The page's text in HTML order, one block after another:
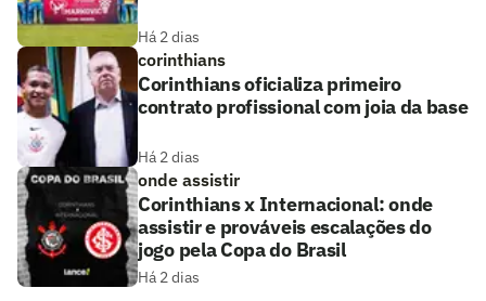
Há 2 dias
corinthians
Corinthians oficializa primeiro
contrato profissional com joia da base
Há 2 dias
onde assistir
Corinthians x Internacional: onde
assistir e prováveis escalações do
jogo pela Copa do Brasil
Há 2 dias